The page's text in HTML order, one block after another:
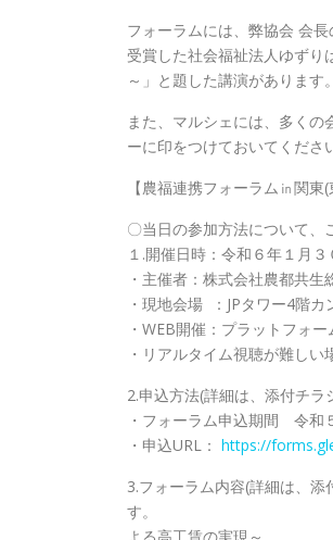
フォーラムには、弊協会 会
受賞した社会福祉法人ゆず
～」と題した講演があります。
また、マルシェには、多く
ーに印をつけておいてくださ
【農福連携フォーラム㏌関東(
〇当日の参加方法について、
１.開催日時：令和６年１月
・主催者：株式会社農都共生
・現地会場 ：JPタワー4階
・WEB開催：プラットフォ
・リアルタイム視聴が難し
2.申込方法(詳細は、添付チラ
・フォーラム申込期間 令和
・申込URL： https://
3.フォーラム内容(詳細は、
す。 【講演】